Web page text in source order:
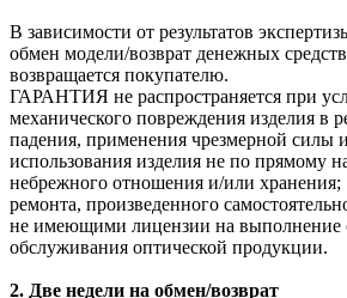
В зависимости от результатов
обмен модели/возврат денежных
возвращается покупателю.
ГАРАНТИЯ не распространяется при
механического повреждения изделия в
падения, применения чрезмерной силы
использования изделия не по прямому
небрежного отношения и/или хранения;
ремонта, произведенного
не имеющими лицензии на выполнение
обслуживания оптической продукции.
2. Две недели на обмен/возврат